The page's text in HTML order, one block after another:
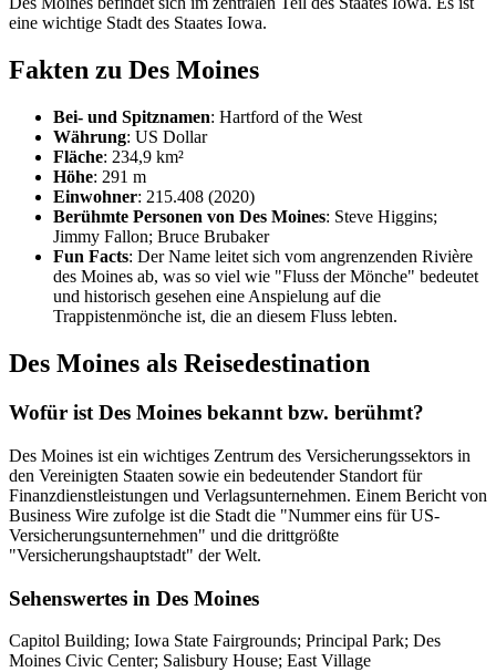
eine wichtige Stadt des Staates Iowa.
Fakten zu Des Moines
Bei- und Spitznamen: Hartford of the West
Währung: US Dollar
Fläche: 234,9 km²
Höhe: 291 m
Einwohner: 215.408 (2020)
Berühmte Personen von Des Moines: Steve Higgins;
Jimmy Fallon; Bruce Brubaker
Fun Facts: Der Name leitet sich vom angrenzenden Rivière
des Moines ab, was so viel wie "Fluss der Mönche" bedeutet
und historisch gesehen eine Anspielung auf die
Trappistenmönche ist, die an diesem Fluss lebten.
Des Moines als Reisedestination
Wofür ist Des Moines bekannt bzw. berühmt?
Des Moines ist ein wichtiges Zentrum des Versicherungssektors in
den Vereinigten Staaten sowie ein bedeutender Standort für
Finanzdienstleistungen und Verlagsunternehmen. Einem Bericht von
Business Wire zufolge ist die Stadt die "Nummer eins für US-
Versicherungsunternehmen" und die drittgrößte
"Versicherungshauptstadt" der Welt.
Sehenswertes in Des Moines
Capitol Building; Iowa State Fairgrounds; Principal Park; Des
Moines Civic Center; Salisbury House; East Village